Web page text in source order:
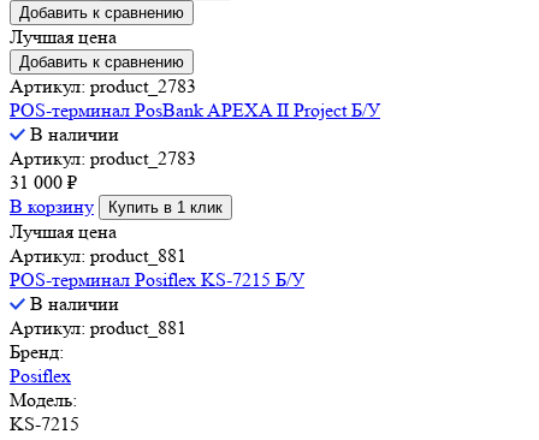
Добавить к сравнению
Лучшая цена
Добавить к сравнению
Артикул: product_2783
POS-терминал PosBank APEXA II Project Б/У
В наличии
Артикул: product_2783
31 000 ₽
В корзину
Купить в 1 клик
Лучшая цена
Артикул: product_881
POS-терминал Posiflex KS-7215 Б/У
В наличии
Артикул: product_881
Бренд:
Posiflex
Модель:
KS-7215